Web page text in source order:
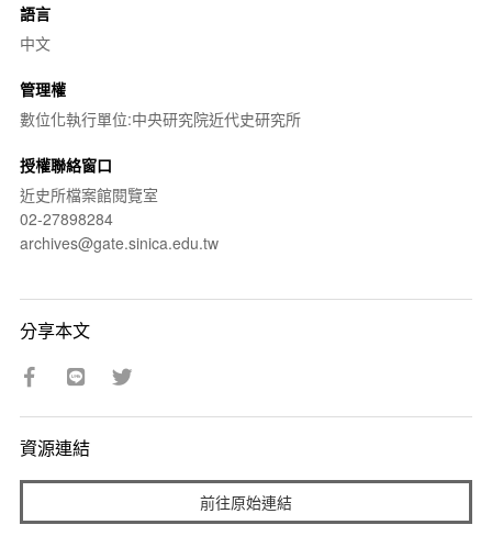
語言
中文
管理權
數位化執行單位:中央研究院近代史研究所
授權聯絡窗口
近史所檔案館閱覽室
02-27898284
archives@gate.sinica.edu.tw
分享本文
資源連結
前往原始連結